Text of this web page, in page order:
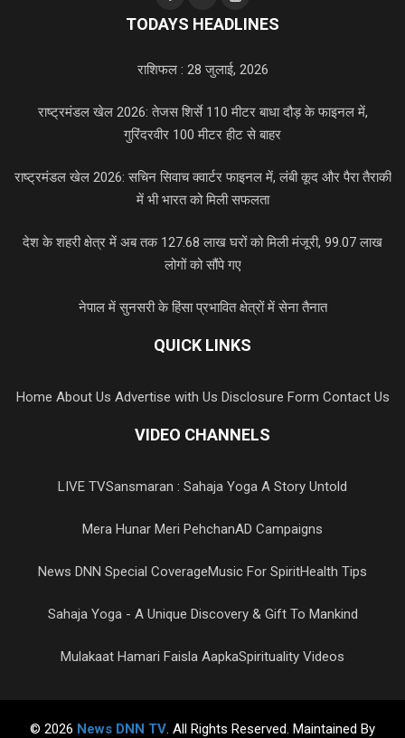
TODAYS HEADLINES
राशिफल : 28 जुलाई, 2026
राष्ट्रमंडल खेल 2026: तेजस शिर्से 110 मीटर बाधा दौड़ के फाइनल में,
गुरिंदरवीर 100 मीटर हीट से बाहर
राष्ट्रमंडल खेल 2026: सचिन सिवाच क्वार्टर फाइनल में, लंबी कूद और पैरा तैराकी
में भी भारत को मिली सफलता
देश के शहरी क्षेत्र में अब तक 127.68 लाख घरों को मिली मंजूरी, 99.07 लाख
लोगों को सौंपे गए
नेपाल में सुनसरी के हिंसा प्रभावित क्षेत्रों में सेना तैनात
QUICK LINKS
Home About Us Advertise with Us Disclosure Form Contact Us
VIDEO CHANNELS
LIVE TVSansmaran : Sahaja Yoga A Story Untold
Mera Hunar Meri PehchanAD Campaigns
News DNN Special CoverageMusic For SpiritHealth Tips
Sahaja Yoga - A Unique Discovery & Gift To Mankind
Mulakaat Hamari Faisla AapkaSpirituality Videos
© 2026 News DNN TV. All Rights Reserved. Maintained By